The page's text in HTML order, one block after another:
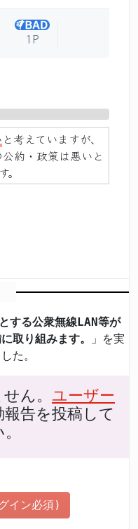
1P
と考えていますが、
約・政策は悪いと
る公衆無線LAN等が
取り組みます。
」を実
た。
ん。 ユーザー
報告を投稿して
イン必須)